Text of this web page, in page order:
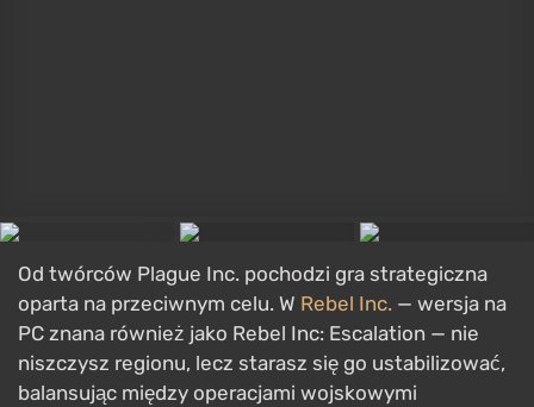
atakujących. Łatwe do rozpoczęcia, trudne do
opanowania — doskonały format na krótkie sesje na
telefonie.
Kingdom Rush